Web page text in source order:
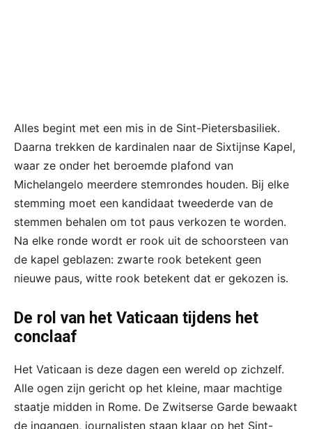
Alles begint met een mis in de Sint-Pietersbasiliek.
Daarna trekken de kardinalen naar de Sixtijnse Kapel,
waar ze onder het beroemde plafond van
Michelangelo meerdere stemrondes houden. Bij elke
stemming moet een kandidaat tweederde van de
stemmen behalen om tot paus verkozen te worden.
Na elke ronde wordt er rook uit de schoorsteen van
de kapel geblazen: zwarte rook betekent geen
nieuwe paus, witte rook betekent dat er gekozen is.
De rol van het Vaticaan tijdens het
conclaaf
Het Vaticaan is deze dagen een wereld op zichzelf.
Alle ogen zijn gericht op het kleine, maar machtige
staatje midden in Rome. De Zwitserse Garde bewaakt
de ingangen, journalisten staan klaar op het Sint-